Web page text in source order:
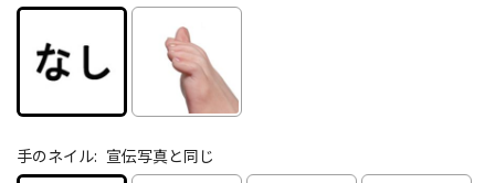
手のネイル: 宣伝写真と同じ